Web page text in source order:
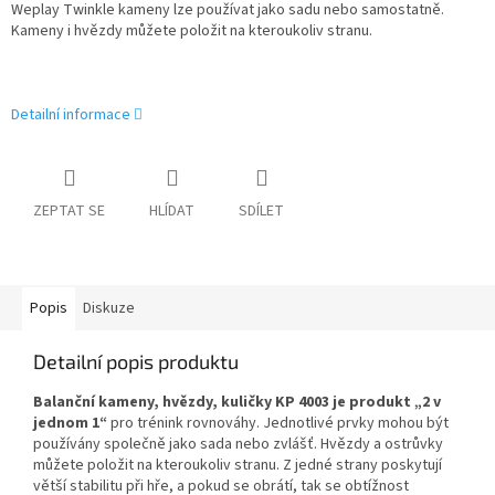
Weplay Twinkle kameny lze používat jako sadu nebo samostatně.
Kameny i hvězdy můžete položit na kteroukoliv stranu.
Detailní informace
ZEPTAT SE HLÍDAT SDÍLET
Popis Diskuze
Detailní popis produktu
Balanční kameny, hvězdy, kuličky KP 4003 je produkt „2 v
jednom 1“ pro trénink rovnováhy. Jednotlivé prvky mohou být
používány společně jako sada nebo zvlášť. Hvězdy a ostrůvky
můžete položit na kteroukoliv stranu. Z jedné strany poskytují
větší stabilitu při hře, a pokud se obrátí, tak se obtížnost